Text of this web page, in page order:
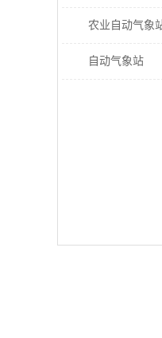
农业自动气象
自动气象站